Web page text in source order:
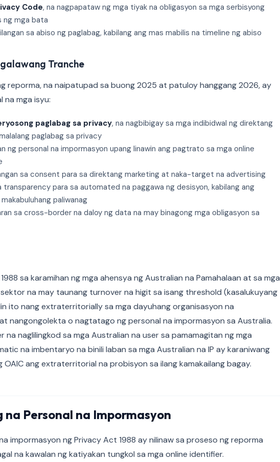
Code, na nagpapataw ng mga tiyak na obligasyon sa mga serbisyong
ng mga bata
sa abiso ng paglabag, kabilang ang mas mabilis na timeline ng abiso
Tranche
reporma, na naipatupad sa buong 2025 at patuloy hanggang 2026, ay
na mga isyu:
paglabag sa privacy, na nagbibigay sa mga indibidwal ng direktang
paglabag sa privacy
ng personal na impormasyon upang linawin ang pagtrato sa mga online
sa consent para sa direktang marketing at naka-target na advertising
transparency para sa automated na paggawa ng desisyon, kabilang ang
paliwanag
sa cross-border na daloy ng data na may binagong mga obligasyon sa
sa karamihan ng mga ahensya ng Australian na Pamahalaan at sa mga
na may taunang turnover na higit sa isang threshold (kasalukuyang
ito nang extraterritorially sa mga dayuhang organisasyon na
nangongolekta o nagtatago ng personal na impormasyon sa Australia.
na naglilingkod sa mga Australian na user sa pamamagitan ng mga
na imbentaryo na binili laban sa mga Australian na IP ay karaniwang
OAIC ang extraterritorial na probisyon sa ilang kamakailang bagay.
na Personal na Impormasyon
impormasyon ng Privacy Act 1988 ay nilinaw sa proseso ng reporma
na kawalan ng katiyakan tungkol sa mga online identifier.